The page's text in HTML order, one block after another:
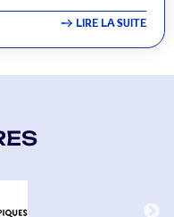
LIRE LA SUITE